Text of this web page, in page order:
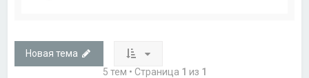
Новая тема
5 тем • Страница 1 из 1